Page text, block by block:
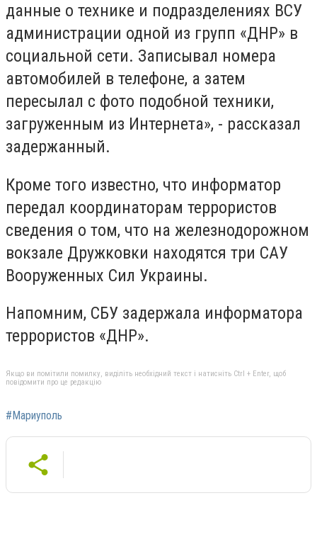
данные о технике и подразделениях ВСУ
администрации одной из групп «ДНР» в
социальной сети. Записывал номера
автомобилей в телефоне, а затем
пересылал с фото подобной техники,
загруженным из Интернета», - рассказал
задержанный.
Кроме того известно, что информатор
передал координаторам террористов
сведения о том, что на железнодорожном
вокзале Дружковки находятся три САУ
Вооруженных Сил Украины.
Напомним, СБУ задержала информатора
террористов «ДНР».
Якщо ви помітили помилку, виділіть необхідний текст і натисніть Ctrl + Enter, щоб
повідомити про це редакцію
#Мариуполь